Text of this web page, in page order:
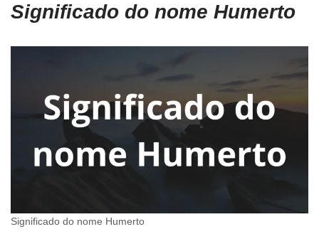
Significado do nome Humerto
Significado do nome Humerto